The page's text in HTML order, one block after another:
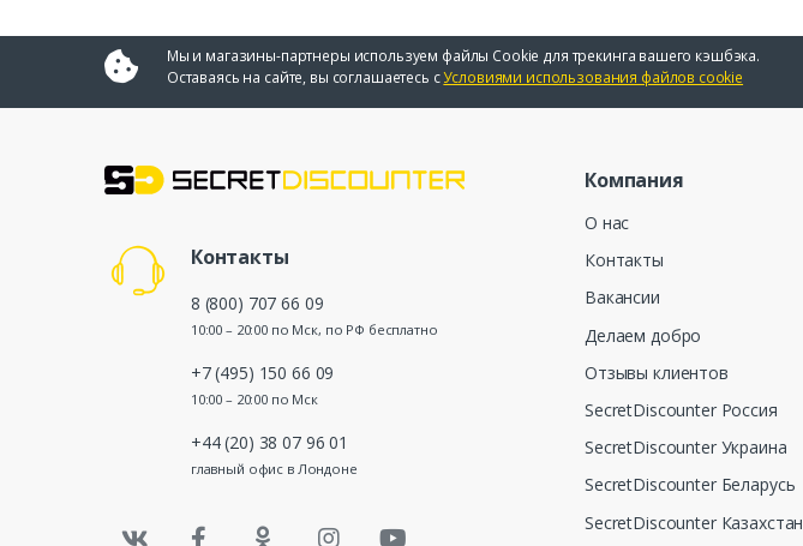
Мы и магазины-партнеры используем файлы Cookie для трекинга вашего кэшбэка.
Оставаясь на сайте, вы соглашаетесь сУсловиями использования файлов cookie
Контакты
8 (800) 707 66 09
10:00 – 20:00 по Мск, по РФ бесплатно
+7 (495) 150 66 09
10:00 – 20:00 по Мск
+44 (20) 38 07 96 01
главный офис в Лондоне
Компания
О нас
Контакты
Вакансии
Делаем добро
Отзывы клиентов
SecretDiscounter Россия
SecretDiscounter Украина
SecretDiscounter Беларусь
SecretDiscounter Казахстан